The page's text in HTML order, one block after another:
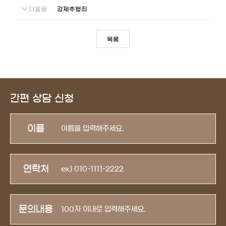
다음글 강제추행죄
목록
간편 상담 신청
이름
연락처
문의내용